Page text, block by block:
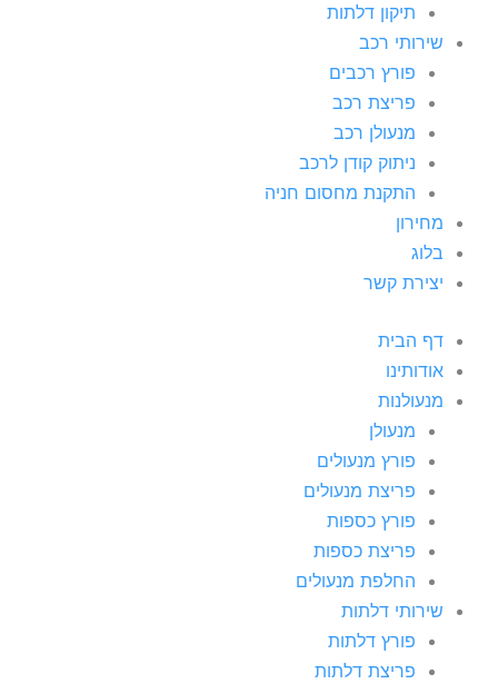
תיקון דלתות
שירותי רכב
פורץ רכבים
פריצת רכב
מנעולן רכב
ניתוק קודן לרכב
התקנת מחסום חניה
מחירון
בלוג
יצירת קשר
דף הבית
אודותינו
מנעולנות
מנעולן
פורץ מנעולים
פריצת מנעולים
פורץ כספות
פריצת כספות
החלפת מנעולים
שירותי דלתות
פורץ דלתות
פריצת דלתות